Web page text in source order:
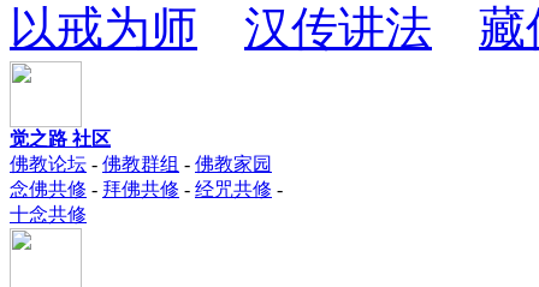
以戒为师
汉传讲法 藏
觉之路 社区
佛教论坛 - 佛教群组 - 佛教家园
念佛共修 - 拜佛共修 - 经咒共修 -
十念共修